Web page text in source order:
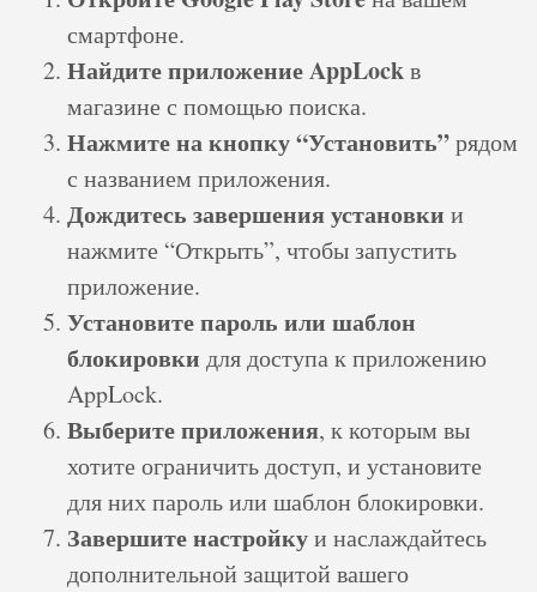
смартфоне.
Найдите приложение AppLockв
магазине с помощью поиска.
Нажмите на кнопку “Установить”рядом
с названием приложения.
Дождитесь завершения установки и
нажмите “Открыть”, чтобы запустить
приложение.
Установите пароль или шаблон
блокировки для доступа к приложению
AppLock.
Выберите приложения, к которым вы
хотите ограничить доступ, и установите
для них пароль или шаблон блокировки.
Завершите настройкуи наслаждайтесь
дополнительной защитой вашего